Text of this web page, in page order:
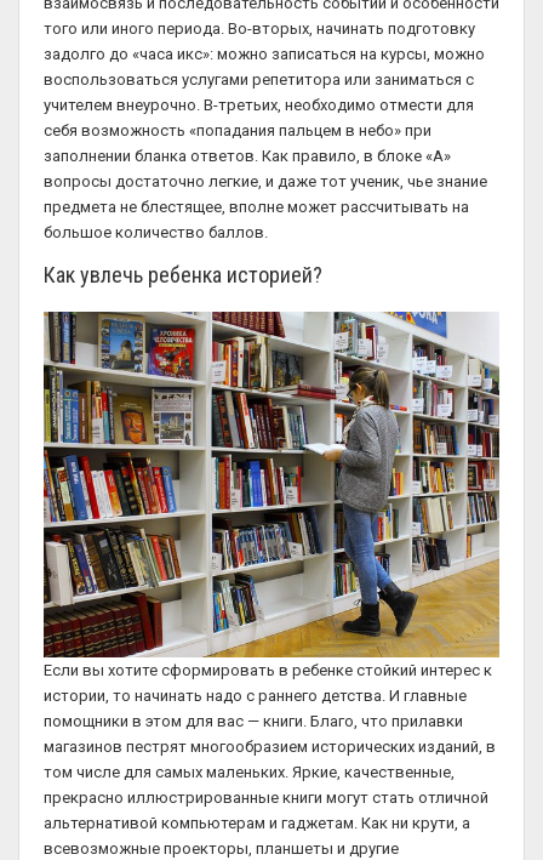
того или иного периода. Во-вторых, начинать подготовку
задолго до «часа икс»: можно записаться на курсы, можно
воспользоваться услугами репетитора или заниматься с
учителем внеурочно. В-третьих, необходимо отмести для
себя возможность «попадания пальцем в небо» при
заполнении бланка ответов. Как правило, в блоке «А»
вопросы достаточно легкие, и даже тот ученик, чье знание
предмета не блестящее, вполне может рассчитывать на
большое количество баллов.
Как увлечь ребенка историей?
Если вы хотите сформировать в ребенке стойкий интерес к
истории, то начинать надо с раннего детства. И главные
помощники в этом для вас — книги. Благо, что прилавки
магазинов пестрят многообразием исторических изданий, в
том числе для самых маленьких. Яркие, качественные,
прекрасно иллюстрированные книги могут стать отличной
альтернативой компьютерам и гаджетам. Как ни крути, а
всевозможные проекторы, планшеты и другие